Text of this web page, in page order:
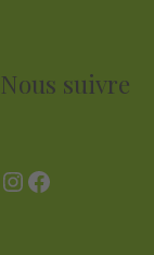
Nous suivre
Instagram
Facebook